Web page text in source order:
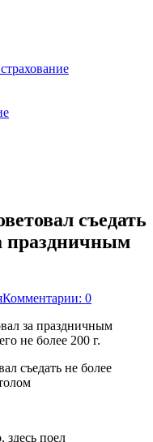
съедать
праздничным
Комментарии: 0
за праздничным
не более 200 г.
здесь поел